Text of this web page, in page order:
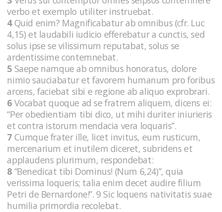
verbo et exemplo utiliter instruebat.
4Quid enim? Magnificabatur ab omnibus (cfr. Luc
4,15) et laudabili iudicio efferebatur a cunctis, sed
solus ipse se vilissimum reputabat, solus se
ardentissime contemnebat.
5 Saepe namque ab omnibus honoratus, dolore
nimio sauciabatur et favorem humanum pro foribus
arcens, faciebat sibi e regione ab aliquo exprobrari.
6 Vocabat quoque ad se fratrem aliquem, dicens ei:
“Per obedientiam tibi dico, ut mihi duriter iniurieris
et contra istorum mendacia vera loquaris”.
7 Cumque frater ille, licet invitus, eum rusticum,
mercenarium et inutilem diceret, subridens et
applaudens plurimum, respondebat:
8 “Benedicat tibi Dominus! (Num 6,24)”, quia
verissima loqueris; talia enim decet audire filium
Petri de Bernardone!”. 9 Sic loquens nativitatis suae
humilia primordia recolebat.